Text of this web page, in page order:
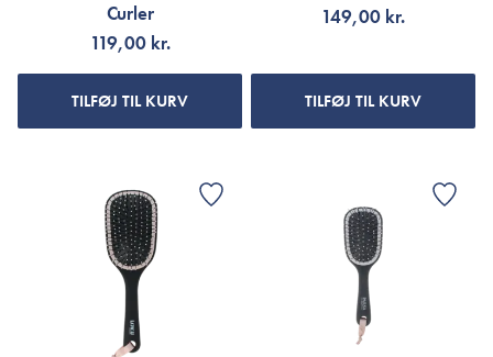
Curler
119,00 kr.
TILFØJ TIL KURV
149,00 kr.
TILFØJ TIL KURV